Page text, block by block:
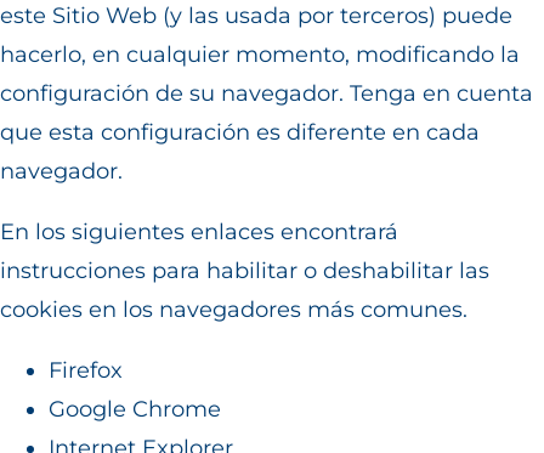
este Sitio Web (y las usada por terceros) puede
hacerlo, en cualquier momento, modificando la
configuración de su navegador. Tenga en cuenta
que esta configuración es diferente en cada
navegador.
En los siguientes enlaces encontrará
instrucciones para habilitar o deshabilitar las
cookies en los navegadores más comunes.
Firefox
Google Chrome